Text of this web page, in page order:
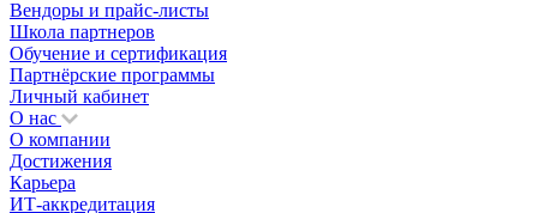
Вендоры и прайс-листы
Школа партнеров
Обучение и сертификация
Партнёрские программы
Личный кабинет
О нас
О компании
Достижения
Карьера
ИТ-аккредитация